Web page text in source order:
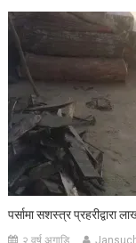
पर्सामा सशस्त्र प्रहरीद्वारा
२ वर्ष अगाडि